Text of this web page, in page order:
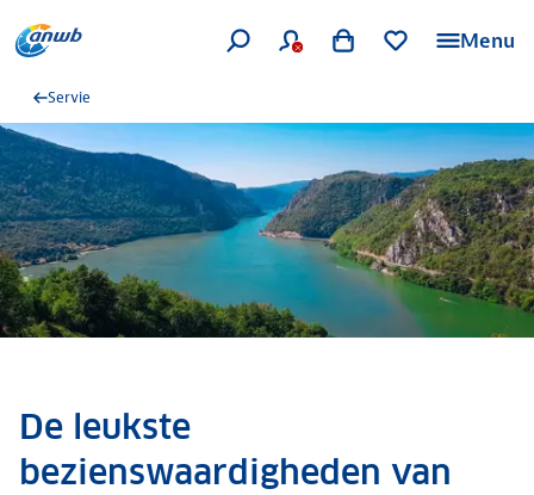
Menu
Servie
De leukste
bezienswaardigheden van